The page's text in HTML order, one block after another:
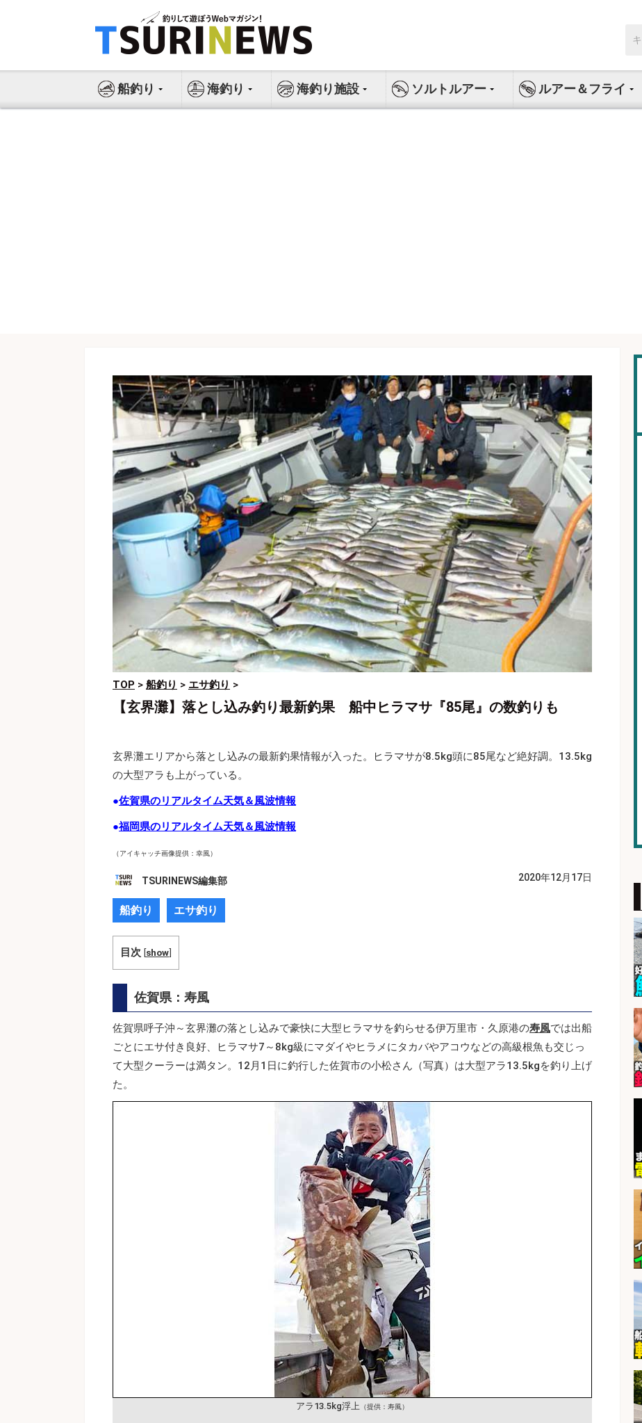
ス
索:
船釣り 海釣り 海釣り施設 ソルトルアー ルアー＆フライ
TOP > 船釣り > エサ釣り >
【玄界灘】落とし込み釣り最新釣果 船中ヒラマサ『85尾』の数釣りも
玄界灘エリアから落とし込みの最新釣果情報が入った。ヒラマサが8.5kg頭に85尾など絶好調。13.5kg
の大型アラも上がっている。
●佐賀県のリアルタイム天気＆風波情報
●福岡県のリアルタイム天気＆風波情報
（アイキャッチ画像提供：幸風）
TSURINEWS編集部 2020年12月17日
船釣り エサ釣り
目次 [show]
佐賀県：寿風
佐賀県呼子沖～玄界灘の落とし込みで豪快に大型ヒラマサを釣らせる伊万里市・久原港の寿風では出船
ごとにエサ付き良好、ヒラマサ7～8kg級にマダイやヒラメにタカバやアコウなどの高級根魚も交じっ
て大型クーラーは満タン。12月1日に釣行した佐賀市の小松さん（写真）は大型アラ13.5kgを釣り上げ
た。
アラ13.5kg浮上 （提供：寿風）